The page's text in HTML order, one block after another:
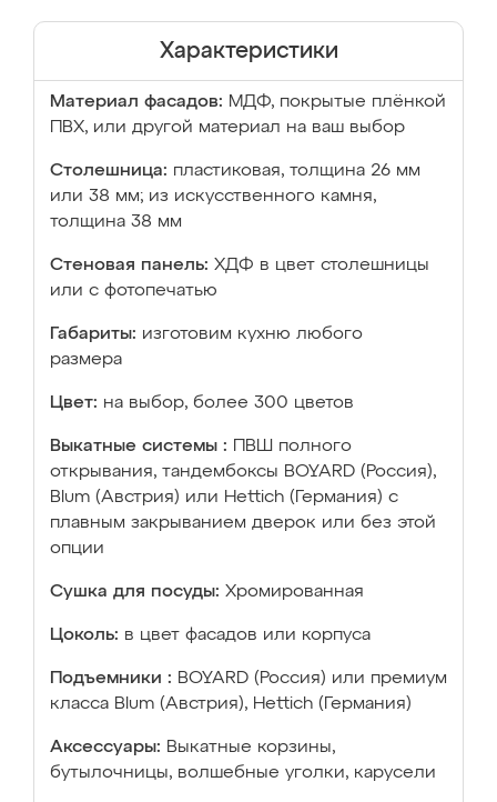
Характеристики
Материал фасадов: МДФ, покрытые плёнкой
ПВХ, или другой материал на ваш выбор
Столешница: пластиковая, толщина 26 мм
или 38 мм; из искусственного камня,
толщина 38 мм
Стеновая панель: ХДФ в цвет столешницы
или с фотопечатью
Габариты: изготовим кухню любого
размера
Цвет: на выбор, более 300 цветов
Выкатные системы :
ПВШ полного
открывания, тандембоксы BOYARD (Россия),
Blum (Австрия) или Hettich (Германия) с
плавным закрыванием дверок или без этой
опции
Сушка для посуды: Хромированная
Цоколь: в цвет фасадов или корпуса
Подъемники : BOYARD (Россия) или премиум
класса Blum (Австрия), Hettich (Германия)
Аксессуары: Выкатные корзины,
бутылочницы, волшебные уголки, карусели